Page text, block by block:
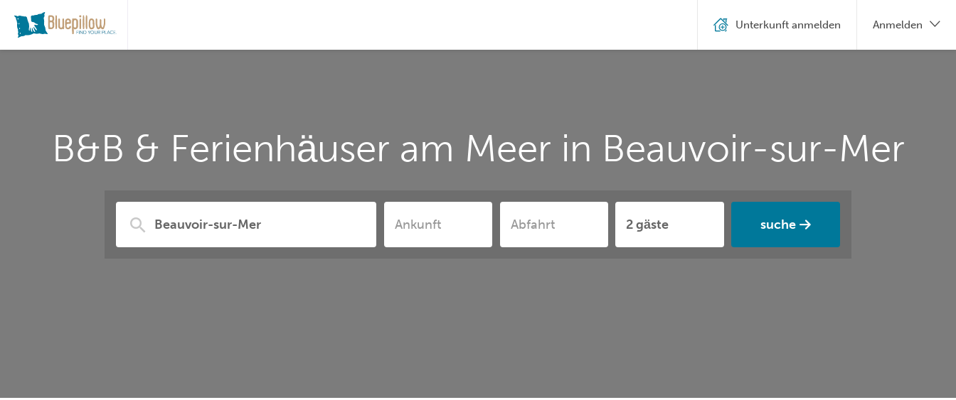
B&B & Ferienhäuser am Meer in Beauvoir-sur-Mer
suche
Unterkunft anmelden Anmelden